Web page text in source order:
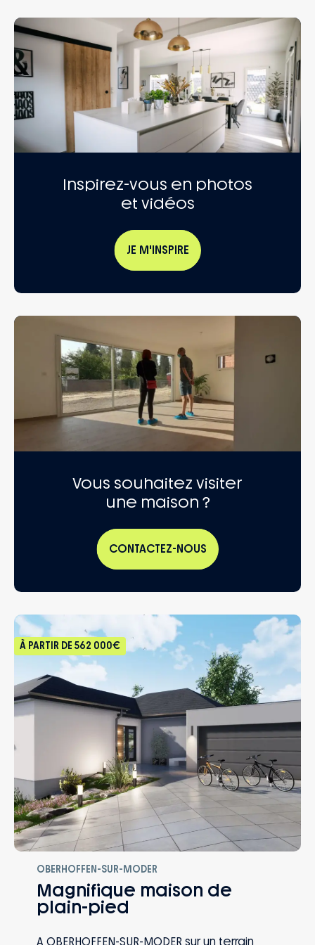
– Accompagnement dans le choix et
l’acquisition du terrain
Inspirez-vous en photos
et vidéos
JE M'INSPIRE
Vous souhaitez visiter
une maison ?
CONTACTEZ-NOUS
À PARTIR DE 562 000€
OBERHOFFEN-SUR-MODER
Magnifique maison de
plain-pied
A OBERHOFFEN-SUR-MODER sur un terrain